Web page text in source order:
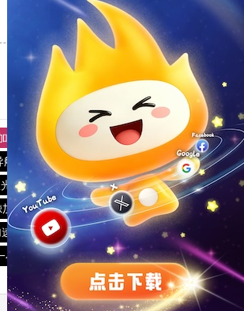
支持
速器
旋风加速器
软件中心 雷霆加速
狂飙加速器
vp加速器 快鸭加速器
pigcha加速器
加速器 pigcha加速器
熊猫加速器
器
猎豹vp加速器官网
时 白鲸加速器
abc加速器